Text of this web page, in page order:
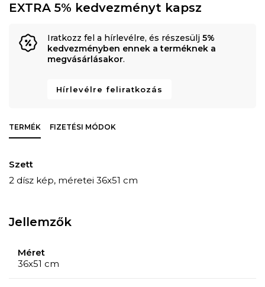
EXTRA 5% kedvezményt kapsz
Iratkozz fel a hírlevélre, és részesülj 5%
kedvezményben ennek a terméknek a
megvásárlásakor.
Hírlevélre feliratkozás
TERMÉK FIZETÉSI MÓDOK
Szett
2 dísz kép, méretei 36x51 cm
Jellemzők
Méret
36x51 cm